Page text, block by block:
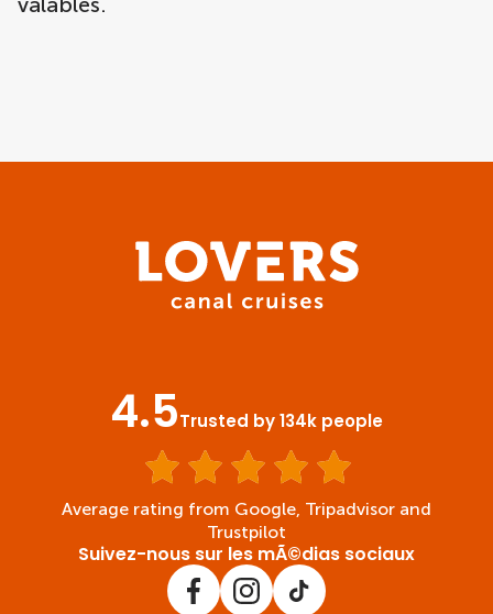
4.5Trusted by 134k people
Average rating from Google, Tripadvisor and
Trustpilot
Suivez-nous sur les mÃ©dias sociaux